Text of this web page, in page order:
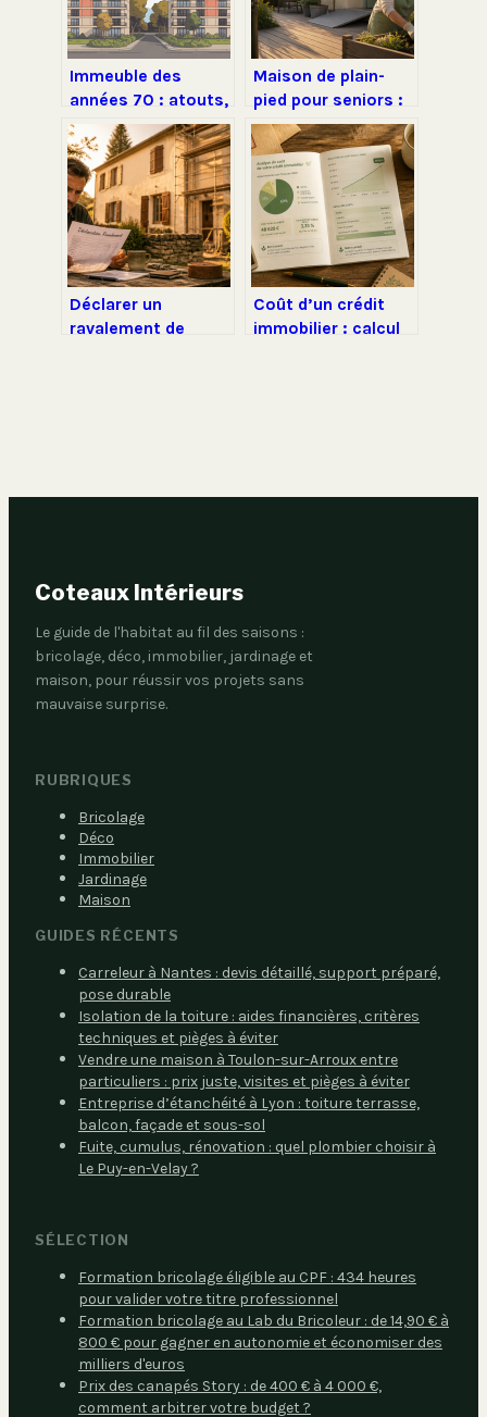
Immeuble des
années 70 : atouts,
risques et travaux à
prévoir
Maison de plain-
pied pour seniors :
35 à 100 m² pour
garantir votre
autonomie au
quotidien
Déclarer un
ravalement de
Coût d’un crédit
immobilier : calcul
Coteaux Intérieurs
Le guide de l'habitat au fil des saisons :
bricolage, déco, immobilier, jardinage et
maison, pour réussir vos projets sans
mauvaise surprise.
RUBRIQUES
Bricolage
Déco
Immobilier
Jardinage
Maison
GUIDES RÉCENTS
Carreleur à Nantes : devis détaillé, support préparé,
pose durable
Isolation de la toiture : aides financières, critères
techniques et pièges à éviter
Vendre une maison à Toulon-sur-Arroux entre
particuliers : prix juste, visites et pièges à éviter
Entreprise d’étanchéité à Lyon : toiture terrasse,
balcon, façade et sous-sol
Fuite, cumulus, rénovation : quel plombier choisir à
Le Puy-en-Velay ?
SÉLECTION
Formation bricolage éligible au CPF : 434 heures
pour valider votre titre professionnel
Formation bricolage au Lab du Bricoleur : de 14,90 € à
800 € pour gagner en autonomie et économiser des
milliers d'euros
Prix des canapés Story : de 400 € à 4 000 €,
comment arbitrer votre budget ?